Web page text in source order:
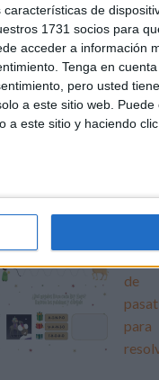
de
1731 socios para
acceder a información
Tenga en
pero usted
a este sitio web.
a este sitio y haciendo
de
para